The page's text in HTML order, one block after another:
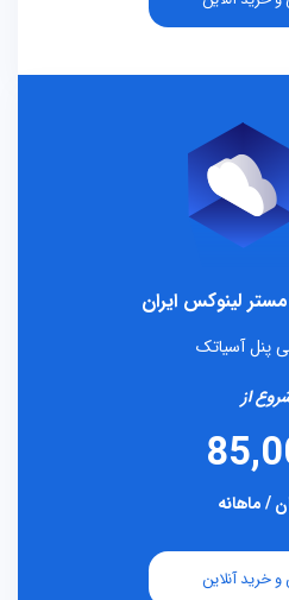
مستر لینوکس ایران
پنل آسیاتک
از
/ ماهانه
خرید آنلاین